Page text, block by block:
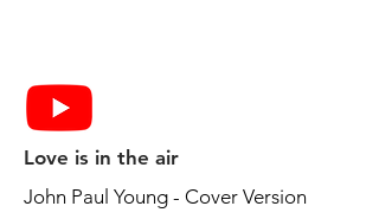
Love is in the air
John Paul Young - Cover Version